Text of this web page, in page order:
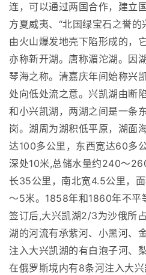
连，可以通过两国合作，建立
方夏威夷、“北国绿宝石之誉
由火山爆发地壳下陷形成的，
亦称新开湖。唐称湄沱湖。因
琴海之称。清嘉庆年间始称兴
处向低处流之意。兴凯湖由断
和小兴凯湖，两湖之间是一条
岗。湖周为湖积低平原，湖面
达100多公里，东西宽达60多
深处10米,总储水量约240～
长35公里，南北宽4.5公里，
～5米。1858年和1860年不平
签订后,大兴凯湖2/3为沙俄所
湖的河流有承紫河、小黑河、
注入大兴凯湖的有白泡子河、
在俄罗斯境内有8条河注入大